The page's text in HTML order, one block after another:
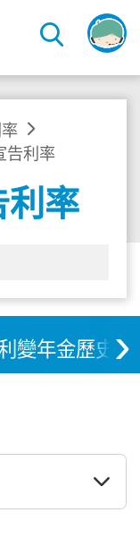
告利率
利率
變年金歷史›